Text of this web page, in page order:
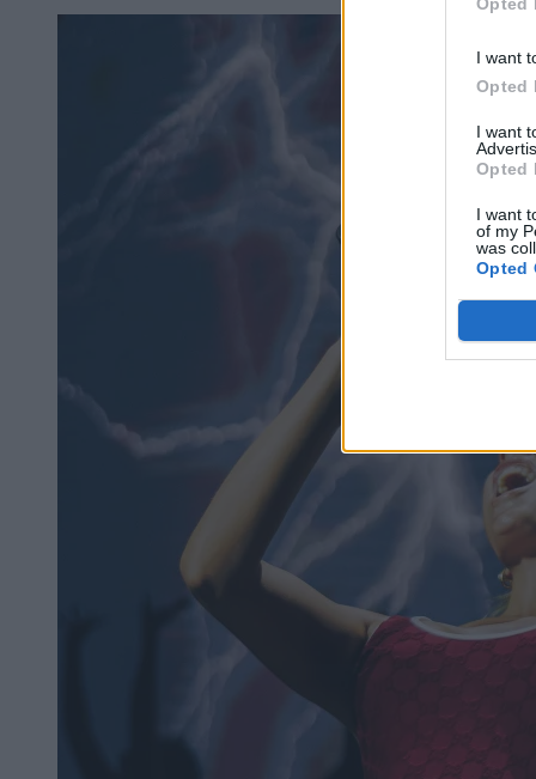
I want
Opted
I want
Opted
I want
of my
was
Opted